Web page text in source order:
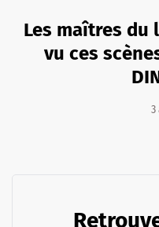
Les maîtres du
vu ces
3